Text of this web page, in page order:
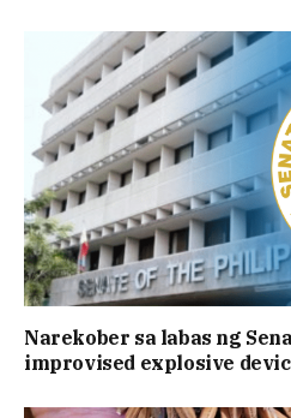
Narekober sa labas ng
improvised explosive